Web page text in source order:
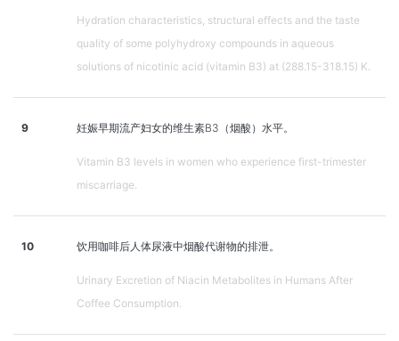
Hydration characteristics, structural effects and the taste
quality of some polyhydroxy compounds in aqueous
solutions of nicotinic acid (vitamin B3) at (288.15-318.15) K.
9 妊娠早期流产妇女的维生素B3（烟酸）水平。
Vitamin B3 levels in women who experience first-trimester
miscarriage.
10 饮用咖啡后人体尿液中烟酸代谢物的排泄。
Urinary Excretion of Niacin Metabolites in Humans After
Coffee Consumption.